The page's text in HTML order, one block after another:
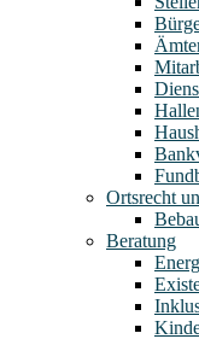
Ortsrecht
Beratung